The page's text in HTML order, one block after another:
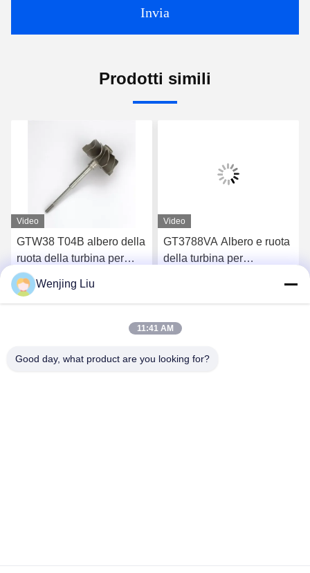
Invia
Prodotti simili
Video
GTW38 T04B albero della
ruota della turbina per
turbocompressori 407276-
6 407276-19 446905-2
446905-5Chatta Adesso
Video
GT3788VA Albero e ruota
della turbina per
5002S
Chatta Adesso
Wenjing Liu
11:41 AM
Good day, what product are you looking for?